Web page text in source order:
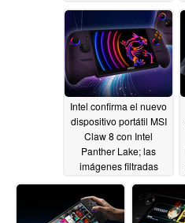
05/30/2026
Intel confirma el nuevo
dispositivo portátil MSI
Claw 8 con Intel
Panther Lake; las
imágenes filtradas
radical
05/29/2026